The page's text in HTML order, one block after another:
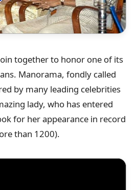
together to honor one of its
Manorama, fondly called
by many leading celebrities
lady, who has entered
for her appearance in record
than 1200).